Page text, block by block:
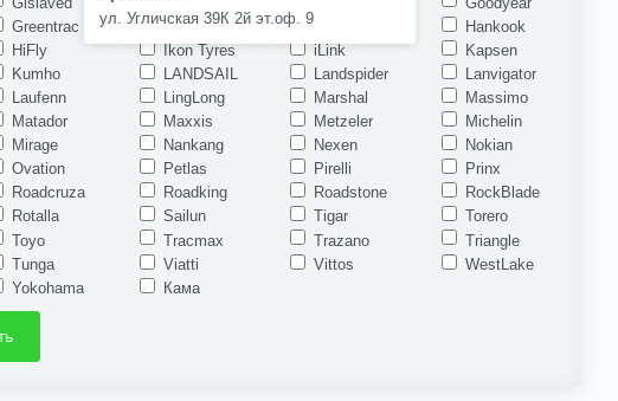
ул. Угличская 39К 2й эт.оф. 9
Greentrac
Gripmax
Hankook
HiFly
Ikon Tyres iLink
Kapsen
Kumho
LANDSAIL Landspider
Lanvigator
Laufenn
LingLong Marshal
Massimo
Matador
Maxxis Metzeler
Michelin
Mirage
Nankang Nexen
Nokian
Ovation
Petlas Pirelli
Prinx
Roadcruza
Roadking Roadstone
RockBlade
Rotalla
Sailun Tigar
Torero
Toyo
Tracmax Trazano
Triangle
Tunga
Viatti Vittos
WestLake
Yokohama
Кама